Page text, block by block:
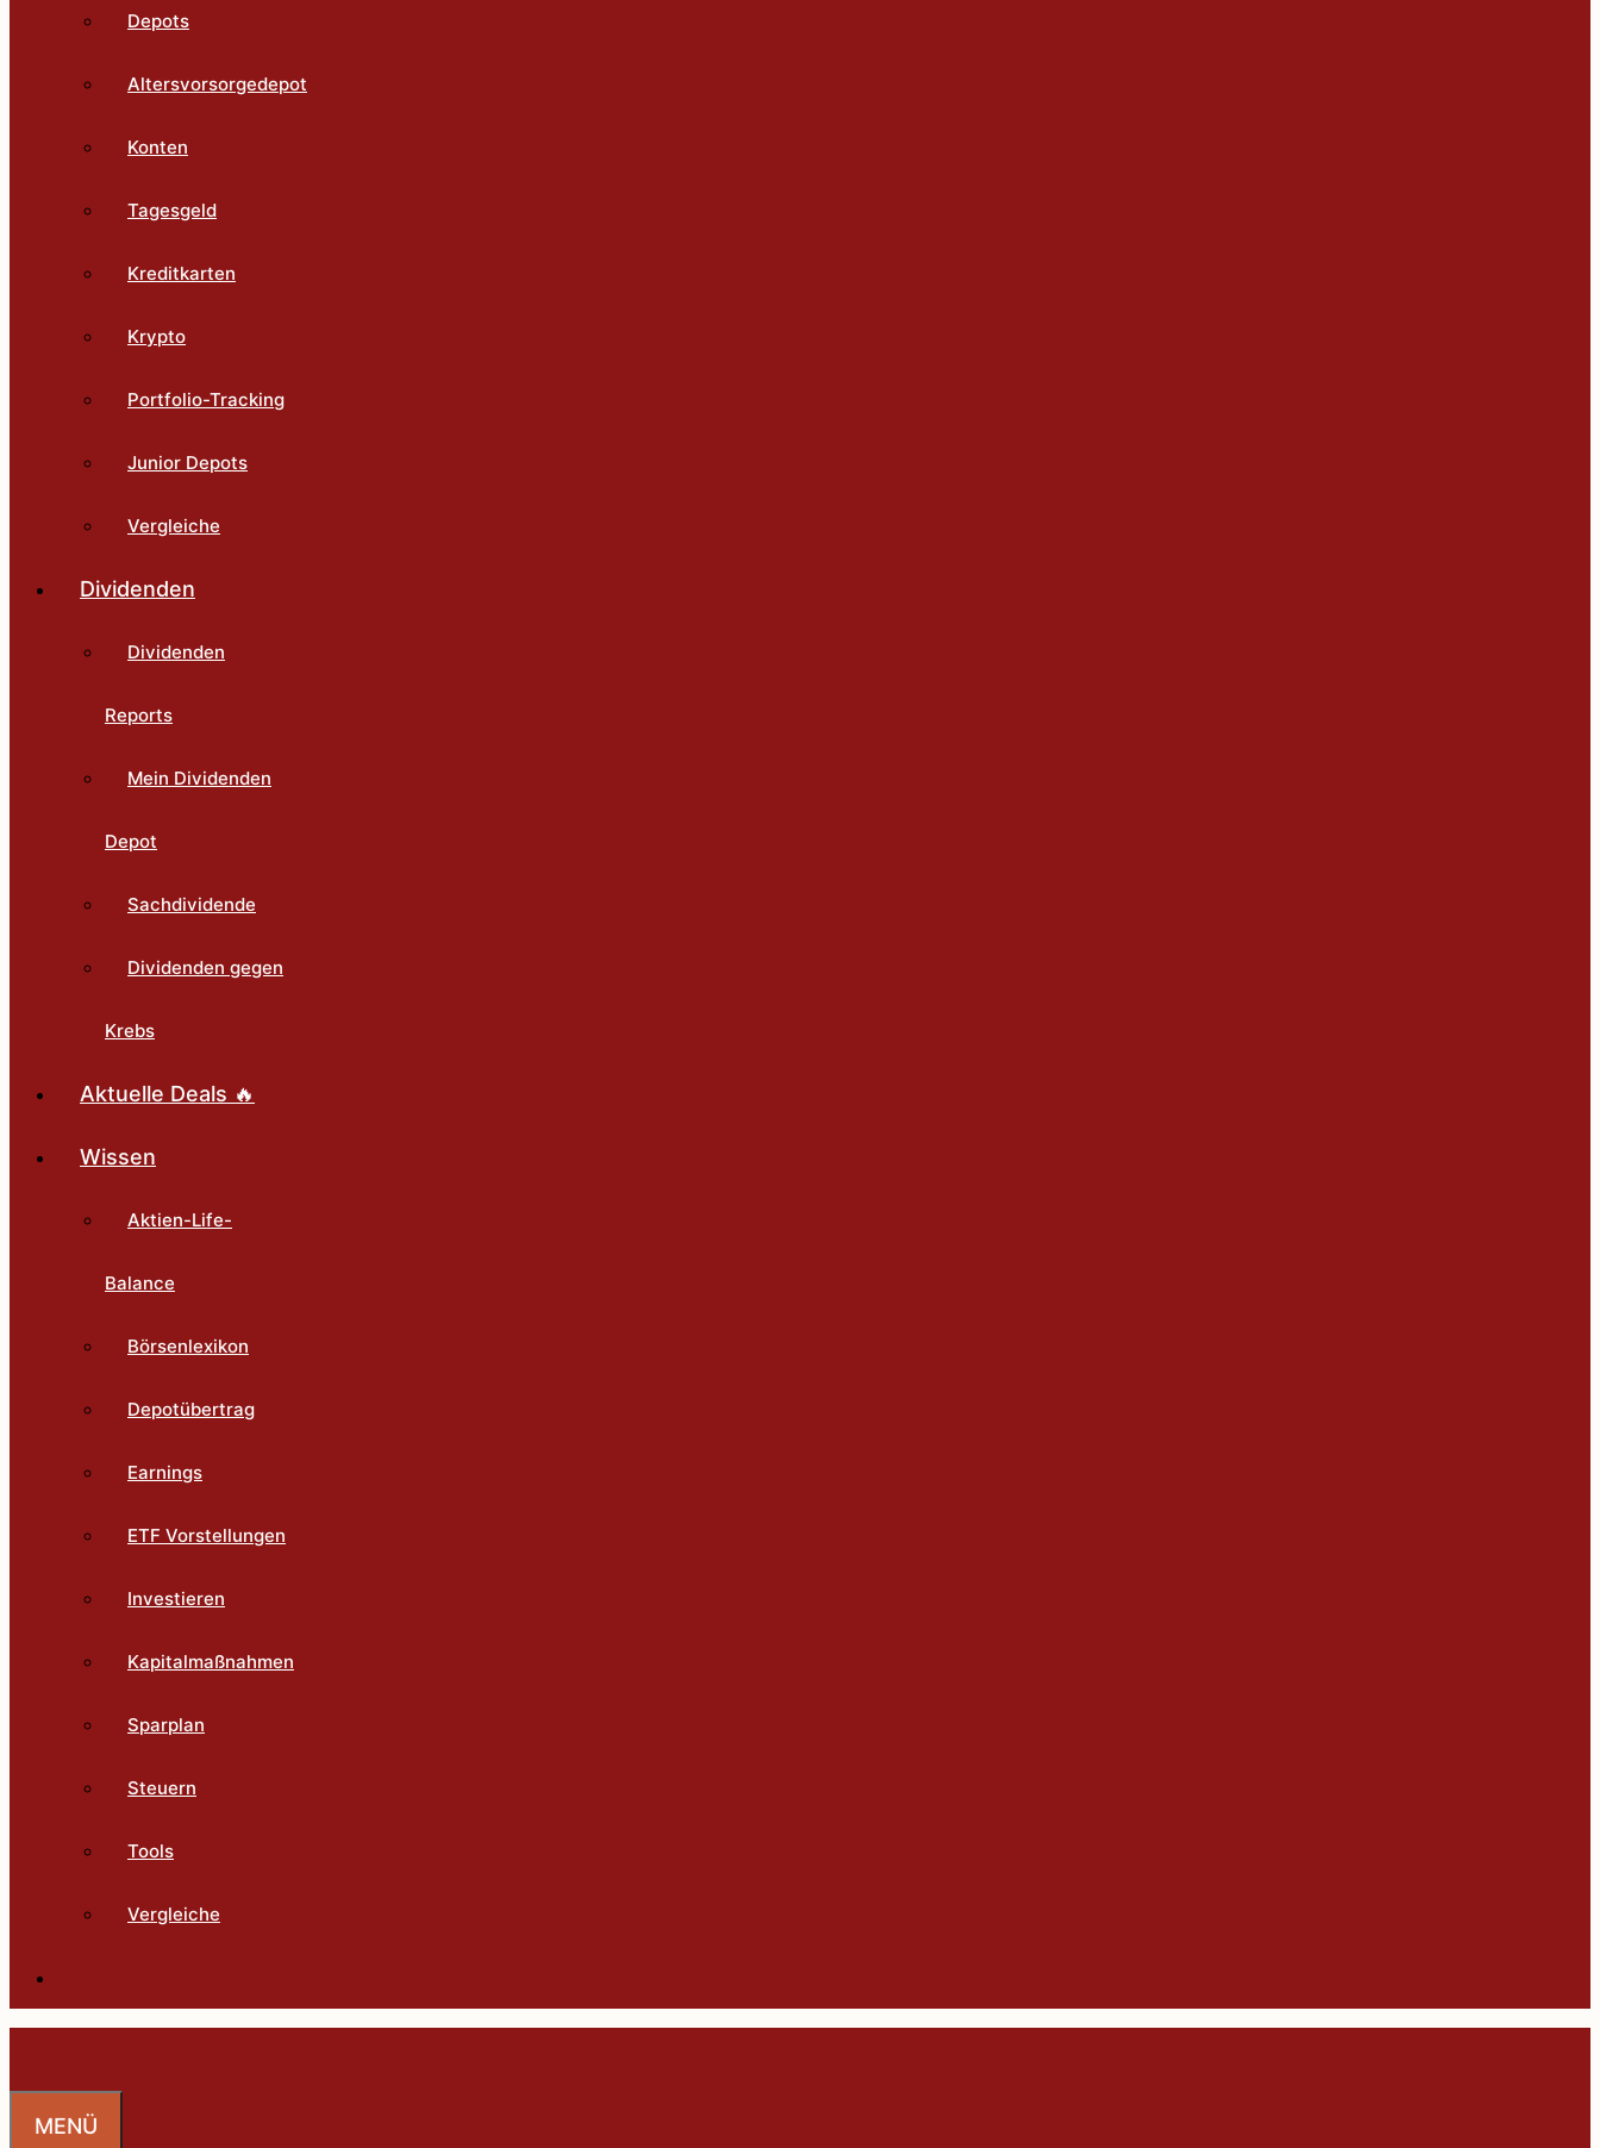
Depots
Altersvorsorgedepot
Konten
Tagesgeld
Kreditkarten
Krypto
Portfolio-Tracking
Junior Depots
Vergleiche
Dividenden
Dividenden
Reports
Mein Dividenden
Depot
Sachdividende
Dividenden gegen
Krebs
Aktuelle Deals 🔥
Wissen
Aktien-Life-
Balance
Börsenlexikon
Depotübertrag
Earnings
ETF Vorstellungen
Investieren
Kapitalmaßnahmen
Sparplan
Steuern
Tools
Vergleiche
MENÜ